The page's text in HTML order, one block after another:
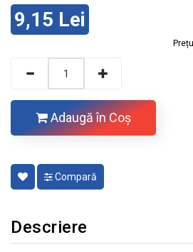
DE
PROTECȚIE
FOTOVOLTAICE
9,15 Lei
Adaugă în Coş
Compară
Descriere